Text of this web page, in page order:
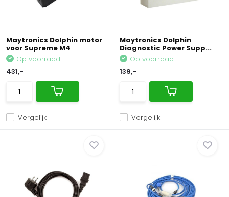
Maytronics Dolphin motor
voor Supreme M4
Vergelijk
Op voorraad
431,-
Maytronics Dolphin
Diagnostic Power Supp...
Vergelijk
Op voorraad
139,-